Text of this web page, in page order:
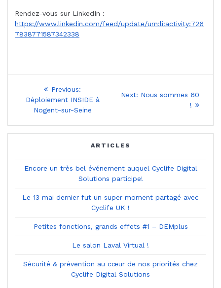
Rendez-vous sur LinkedIn :
https://www.linkedin.com/feed/update/urn:li:activity:726
7838771587342338
Navigation
l’article
Previous:
post:
Déploiement INSIDE à
Nogent-sur-Seine
Next: Next
Nous sommes 60
!
ARTICLES
Encore un très bel événement auquel Cyclife Digital
Solutions participe!
Le 13 mai dernier fut un super moment partagé avec
Cyclife UK !
Petites fonctions, grands effets #1 – DEMplus
Le salon Laval Virtual !
Sécurité & prévention au cœur de nos priorités chez
Cyclife Digital Solutions